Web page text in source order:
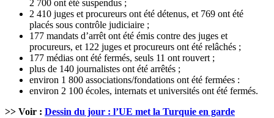
2 700 ont été suspendus ;
2 410 juges et procureurs ont été détenus, et 769 ont été
placés sous contrôle judiciaire ;
177 mandats d’arrêt ont été émis contre des juges et
procureurs, et 122 juges et procureurs ont été relâchés ;
177 médias ont été fermés, seuls 11 ont rouvert ;
plus de 140 journalistes ont été arrêtés ;
environ 1 800 associations/fondations ont été fermées :
environ 2 100 écoles, internats et universités ont été fermés.
>> Voir : Dessin du jour : l’UE met la Turquie en garde